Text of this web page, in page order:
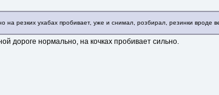
на резких ухабах пробивает, уже и снимал, розбирал, резинки вроде
дороге нормально, на кочках пробивает сильно.